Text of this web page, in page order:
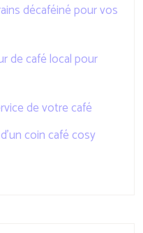
décaféiné pour vos
de café local pour
de votre café
coin café cosy